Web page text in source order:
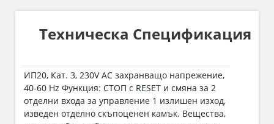
Техническа Спецификация
ИП20, Кат. 3, 230V AC захранващо напрежение,
40-60 Hz Функция: СТОП с RESET и смяна за 2
отделни входа за управление 1 излишен изход,
изведен отделно скъпоценен камък. Вещества,